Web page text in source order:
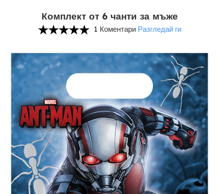
Комплект от 6 чанти за мъже
1 Коментари Разгледай ги